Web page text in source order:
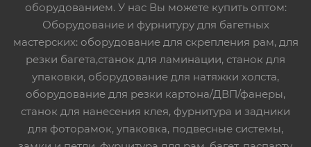
оборудованием. У нас Вы можете купить оптом:
Оборудование и фурнитуру для багетных
мастерских: оборудование для скрепления рам, для
резки багета,станок для ламинации, станок для
упаковки, оборудование для натяжки холста,
оборудование для резки картона/ДВП/фанеры,
станок для нанесения клея, фурнитура и задники
для фоторамок, упаковка, подвесные системы,